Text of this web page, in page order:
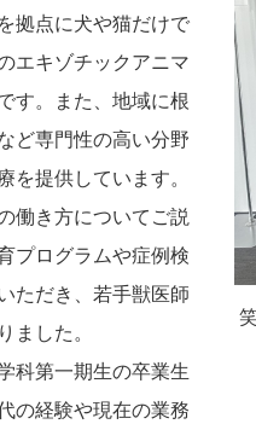
拠点に犬や猫だけで
エキゾチックアニマ
す。また、地域に根
ど専門性の高い分野
提供しています。
働き方についてご説
プログラムや症例検
ただき、若手獣医師
した。
科第一期生の卒業生
の経験や現在の業務